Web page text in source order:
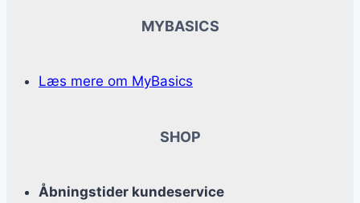
MYBASICS
Læs mere om MyBasics
SHOP
Åbningstider kundeservice